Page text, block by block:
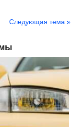
Следующая тема »